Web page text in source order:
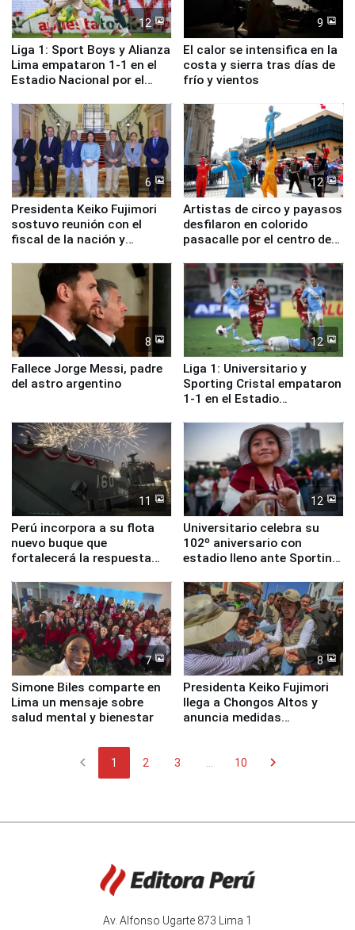
12
Liga 1: Sport Boys y Alianza
Lima empataron 1-1 en el
Estadio Nacional por el
9
El calor se intensifica en la
costa y sierra tras días de
frío y vientos
6
Presidenta Keiko Fujimori
sostuvo reunión con el
fiscal de la nación y
12
Artistas de circo y payasos
desfilaron en colorido
pasacalle por el centro de
8
Fallece Jorge Messi, padre
del astro argentino
12
Liga 1: Universitario y
Sporting Cristal empataron
1-1 en el Estadio
11
Perú incorpora a su flota
nuevo buque que
fortalecerá la respuesta
12
Universitario celebra su
102º aniversario con
estadio lleno ante Sporting
7
Simone Biles comparte en
Lima un mensaje sobre
salud mental y bienestar
8
Presidenta Keiko Fujimori
llega a Chongos Altos y
anuncia medidas
chevron_left 1 2 3 10 chevron_right
Av. Alfonso Ugarte 873 Lima 1